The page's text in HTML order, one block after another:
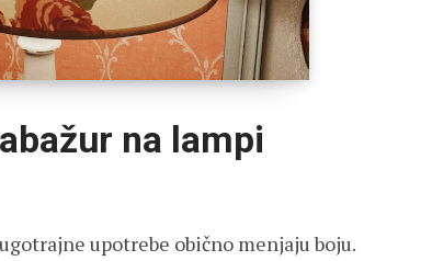
na lampi
upotrebe obično menjaju boju.